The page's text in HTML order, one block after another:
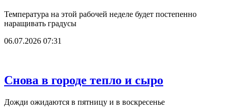
Температура на этой рабочей неделе будет постепенно
наращивать градусы
06.07.2026 07:31
Снова в городе тепло и сыро
Дожди ожидаются в пятницу и в воскресенье